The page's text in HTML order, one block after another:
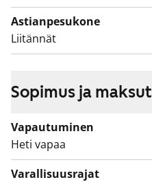
Astianpesukone
Liitännät
Sopimus ja maksut
Vapautuminen
Heti vapaa
Varallisuusrajat